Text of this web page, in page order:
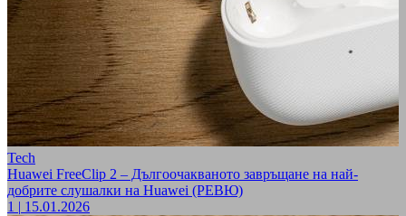
Tech
Huawei FreeClip 2 – Дългоочакваното завръщане на най-
добрите слушалки на Huawei (РЕВЮ)
1 | 15.01.2026